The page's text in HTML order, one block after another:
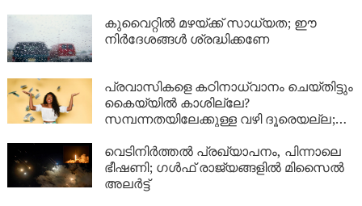
കുവൈറ്റിൽ മഴയ്ക്ക് സാധ്യത; ഈ
നിർദേശങ്ങൾ ശ്രദ്ധിക്കണേ
പ്രവാസികളെ കഠിനാധ്വാനം ചെയ്തിട്ടും
കൈയ്യിൽ കാശില്ലേ?
സമ്പന്നതയിലേക്കുള്ള വഴി ദൂരെയല്ല;
ബാങ്ക് ബാലൻസും കുതിച്ചുയരും!
വെടിനിർത്തൽ പ്രഖ്യാപനം, പിന്നാലെ
ഭീഷണി; ഗൾഫ് രാജ്യങ്ങളിൽ മിസൈൽ
അലർട്ട്